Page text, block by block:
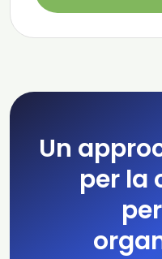
Un
per la